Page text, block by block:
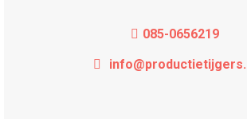
085-0656219